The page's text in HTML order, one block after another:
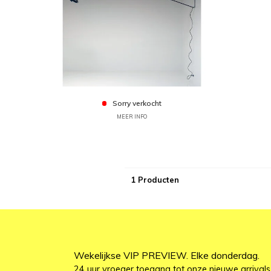
Sorry verkocht
MEER INFO
1 Producten
Wekelijkse VIP PREVIEW. Elke donderdag.